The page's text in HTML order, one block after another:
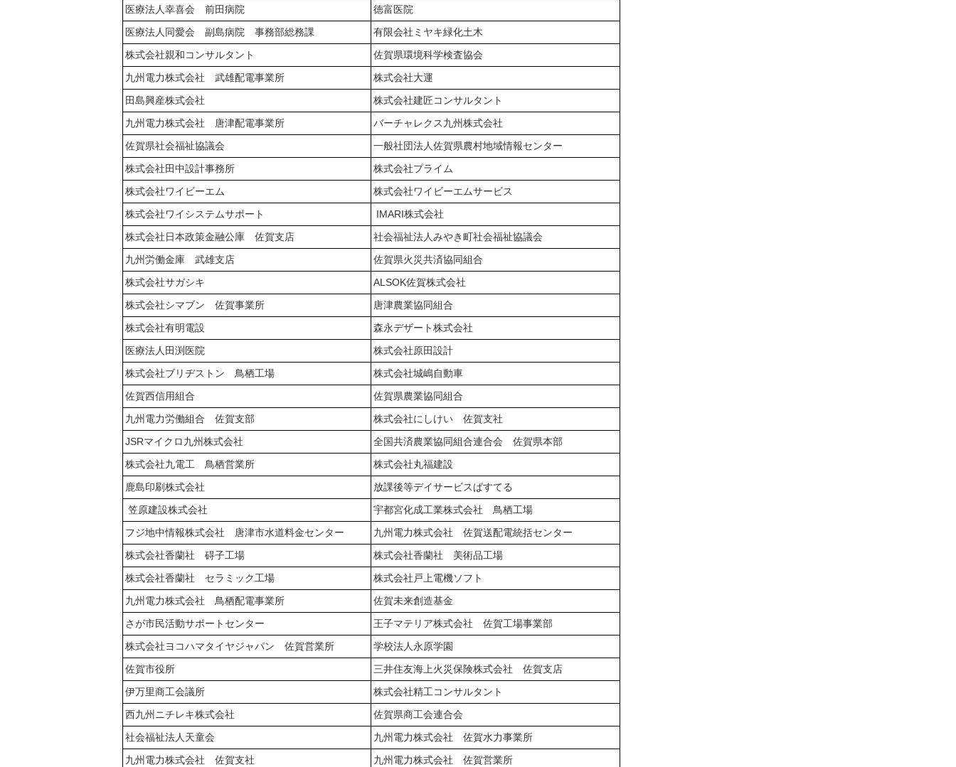
医療法人幸喜会 前田病院
徳富医院
医療法人同愛会 副島病院 事務部総務課
有限会社ミヤキ緑化土木
株式会社親和コンサルタント
佐賀県環境科学検査協会
九州電力株式会社 武雄配電事業所
株式会社大運
田島興産株式会社
株式会社建匠コンサルタント
九州電力株式会社 唐津配電事業所
バーチャレクス九州株式会社
佐賀県社会福祉協議会
一般社団法人佐賀県農村地域情報センター
株式会社田中設計事務所
株式会社プライム
株式会社ワイビーエム
株式会社ワイビーエムサービス
株式会社ワイシステムサポート
IMARI株式会社
株式会社日本政策金融公庫 佐賀支店
社会福祉法人みやき町社会福祉協議会
九州労働金庫 武雄支店
佐賀県火災共済協同組合
株式会社サガシキ
ALSOK佐賀株式会社
株式会社シマブン 佐賀事業所
唐津農業協同組合
株式会社有明電設
森永デザート株式会社
医療法人田渕医院
株式会社原田設計
株式会社ブリヂストン 鳥栖工場
株式会社城嶋自動車
佐賀西信用組合
佐賀県農業協同組合
九州電力労働組合 佐賀支部
株式会社にしけい 佐賀支社
JSRマイクロ九州株式会社
全国共済農業協同組合連合会 佐賀県本部
株式会社九電工 鳥栖営業所
株式会社丸福建設
鹿島印刷株式会社
放課後等デイサービスぱすてる
笠原建設株式会社
宇都宮化成工業株式会社 鳥栖工場
フジ地中情報株式会社 唐津市水道料金センター
九州電力株式会社 佐賀送配電統括センター
株式会社香蘭社 碍子工場
株式会社香蘭社 美術品工場
株式会社香蘭社 セラミック工場
株式会社戸上電機ソフト
九州電力株式会社 鳥栖配電事業所
佐賀未来創造基金
さが市民活動サポートセンター
王子マテリア株式会社 佐賀工場事業部
株式会社ヨコハマタイヤジャパン 佐賀営業所
学校法人永原学園
佐賀市役所
三井住友海上火災保険株式会社 佐賀支店
伊万里商工会議所
株式会社精工コンサルタント
西九州ニチレキ株式会社
佐賀県商工会連合会
社会福祉法人天童会
九州電力株式会社 佐賀水力事業所
九州電力株式会社 佐賀支社
九州電力株式会社 佐賀営業所